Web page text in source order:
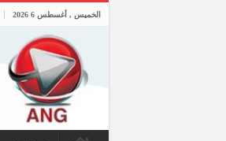
الخميس , أغسطس 6 2026